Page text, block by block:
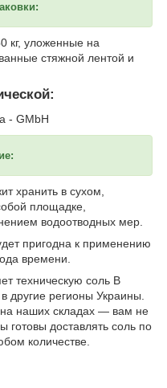
кг, уложенные на
стяжной лентой и
- GMbH
хранить в сухом,
площадке,
водоотводных мер.
пригодна к применению
времени.
техническую соль В
другие регионы Украины.
наших складах — вам не
готовы доставлять соль по
количестве.